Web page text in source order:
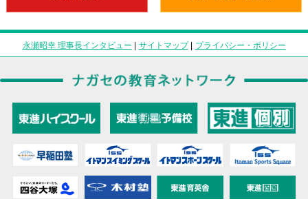
永瀬昭幸 理事長インタビュー | サイトマップ| プライバシー・ポリシー